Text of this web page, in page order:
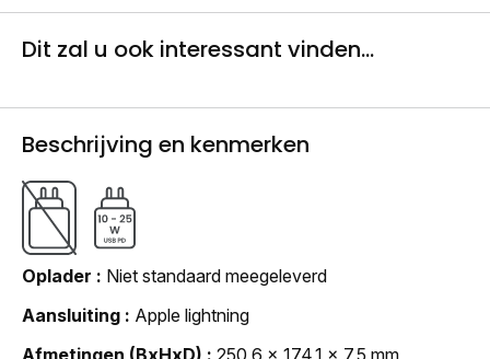
Dit zal u ook interessant vinden...
Beschrijving en kenmerken
Oplader
Niet standaard meegeleverd
Aansluiting
Apple lightning
Afmetingen (BxHxD)
250,6 x 174,1 x 7,5 mm